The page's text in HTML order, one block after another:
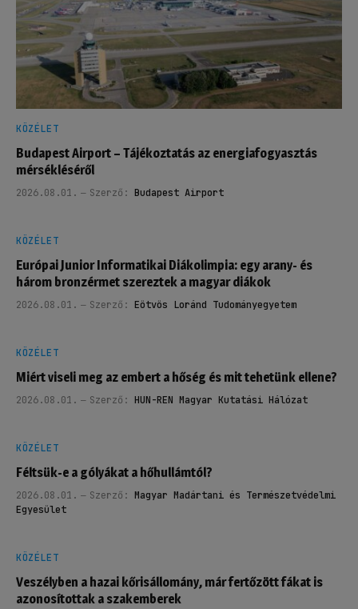
KÖZÉLET
Budapest Airport – Tájékoztatás az energiafogyasztás
mérsékléséről
2026.08.01. Szerző: Budapest Airport
KÖZÉLET
Európai Junior Informatikai Diákolimpia: egy arany- és
három bronzérmet szereztek a magyar diákok
2026.08.01. Szerző: Eötvös Loránd Tudományegyetem
KÖZÉLET
Miért viseli meg az embert a hőség és mit tehetünk ellene?
2026.08.01. Szerző: HUN-REN Magyar Kutatási Hálózat
KÖZÉLET
Féltsük-e a gólyákat a hőhullámtól?
2026.08.01. Szerző: Magyar Madártani és Természetvédelmi
Egyesület
KÖZÉLET
Veszélyben a hazai kőrisállomány, már fertőzött fákat is
azonosítottak a szakemberek